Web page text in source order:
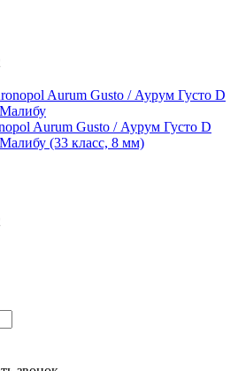
Aurum Gusto / Аурум Густо D
(33 класс, 8 мм)